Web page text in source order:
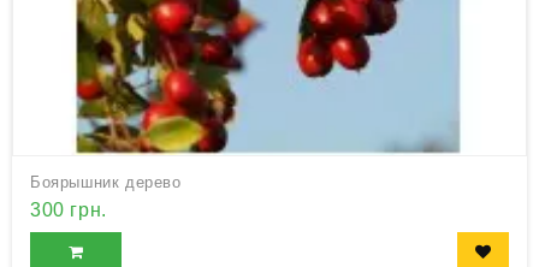
Боярышник дерево
300 грн.